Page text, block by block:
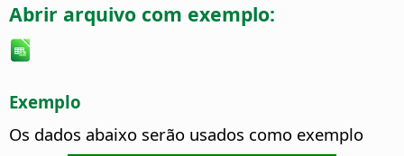
Abrir arquivo com exemplo:
Exemplo
Os dados abaixo serão usados como exemplo